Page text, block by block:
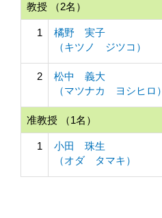
教授 （2名）
1
橘野 実子
（キツノ ジツコ）
2
松中 義大
（マツナカ ヨシヒロ）
准教授 （1名）
1
小田 珠生
（オダ タマキ）